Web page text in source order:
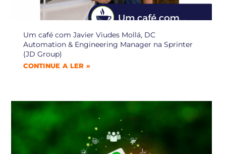
Um café com Javier Viudes Mollá, DC
Automation & Engineering Manager na Sprinter
(JD Group)
CONTINUE A LER »